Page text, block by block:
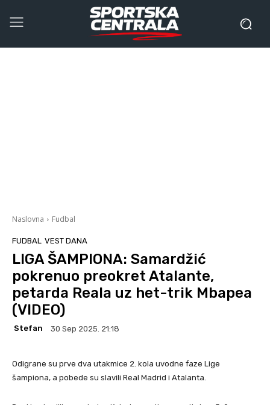
Naslovna Fudbal
FUDBAL VEST DANA
LIGA ŠAMPIONA: Samardžić
pokrenuo preokret Atalante,
petarda Reala uz het-trik Mbapea
(VIDEO)
Stefan 30 Sep 2025. 21:18
Odigrane su prve dva utakmice 2. kola uvodne faze Lige
šampiona, a pobede su slavili Real Madrid i Atalanta.